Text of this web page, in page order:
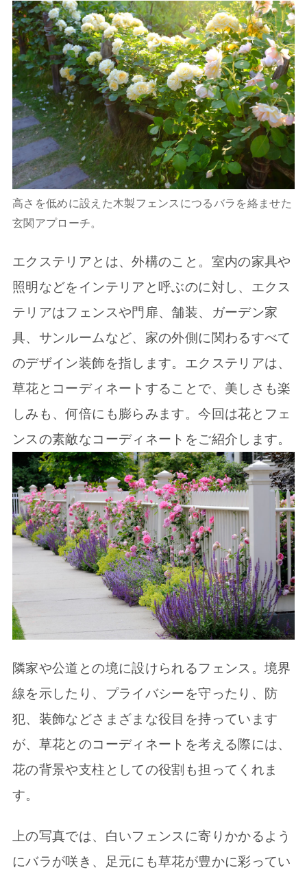
高さを低めに設えた木製フェンスにつるバラを絡ませた
玄関アプローチ。
エクステリアとは、外構のこと。室内の家具や
照明などをインテリアと呼ぶのに対し、エクス
テリアはフェンスや門扉、舗装、ガーデン家
具、サンルームなど、家の外側に関わるすべて
のデザイン装飾を指します。エクステリアは、
草花とコーディネートすることで、美しさも楽
しみも、何倍にも膨らみます。今回は花とフェ
ンスの素敵なコーディネートをご紹介します。
隣家や公道との境に設けられるフェンス。境界
線を示したり、プライバシーを守ったり、防
犯、装飾などさまざまな役目を持っています
が、草花とのコーディネートを考える際には、
花の背景や支柱としての役割も担ってくれま
す。
上の写真では、白いフェンスに寄りかかるよう
にバラが咲き、足元にも草花が豊かに彩ってい